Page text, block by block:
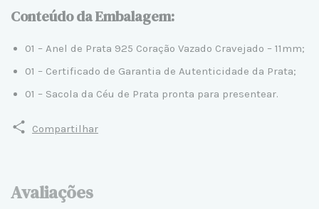
Conteúdo da Embalagem:
01 – Anel de Prata 925 Coração Vazado Cravejado – 11mm;
01 – Certificado de Garantia de Autenticidade da Prata;
01 – Sacola da Céu de Prata pronta para presentear.
Compartilhar
Avaliações